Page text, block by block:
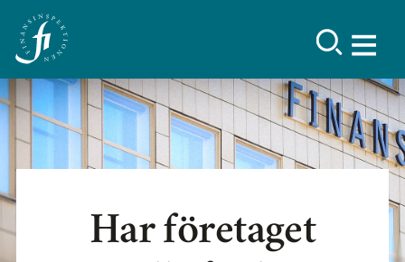
Har företaget